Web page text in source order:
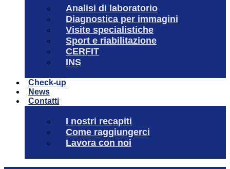
Analisi di laboratorio
Diagnostica per immagini
Visite specialistiche
Sport e riabilitazione
CERFIT
INS
Check-up
News
Contatti
I nostri recapiti
Come raggiungerci
Lavora con noi